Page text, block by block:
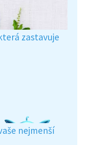
zastavuje
nejmenší